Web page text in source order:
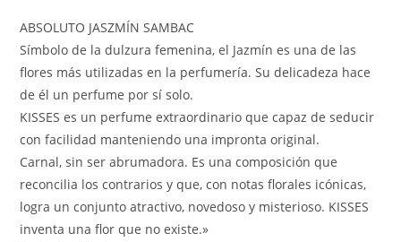
ABSOLUTO JASZMÍN SAMBAC
Símbolo de la dulzura femenina, el Jazmín es una de las
flores más utilizadas en la perfumería. Su delicadeza hace
de él un perfume por sí solo.
KISSES es un perfume extraordinario que capaz de seducir
con facilidad manteniendo una impronta original.
Carnal, sin ser abrumadora. Es una composición que
reconcilia los contrarios y que, con notas florales icónicas,
logra un conjunto atractivo, novedoso y misterioso. KISSES
inventa una flor que no existe.»